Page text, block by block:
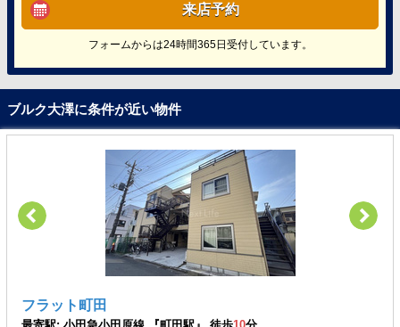
来店予約
フォームからは24時間365日受付しています。
ブルク大澤に条件が近い物件
フラット町田